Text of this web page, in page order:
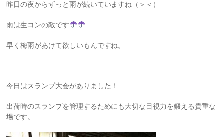
昨日の夜からずっと雨が続いていますね（＞＜）
雨は生コンの敵です
早く梅雨があけて欲しいもんですね。
今日はスランプ大会がありました！
出荷時のスランプを管理するためにも大切な目視力を鍛える貴重な
場です。